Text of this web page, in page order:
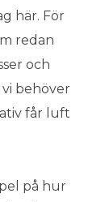
här. För
redan
och
behöver
får luft
på hur